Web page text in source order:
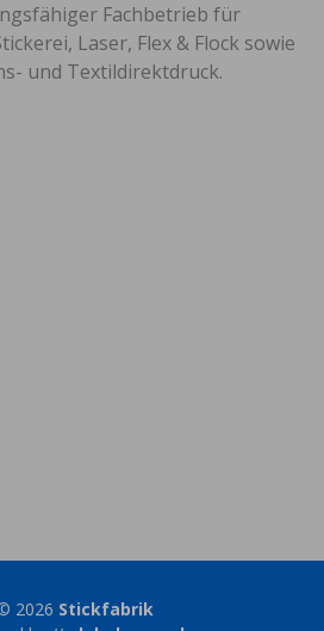
Fachbetrieb für
Laser, Flex & Flock sowie
und Textildirektdruck.
2026 Stickfabrik